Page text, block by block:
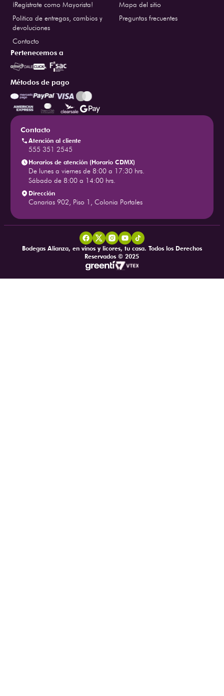
¡Regístrate como Mayorista!
Politica de entregas, cambios y
devoluciones
Contacto
Mapa del sitio
Preguntas frecuentes
Pertenecemos a
Métodos de pago
Contacto
Atención al cliente
555 351 2545
Horarios de atención (Horario CDMX)
De lunes a viernes de 8:00 a 17:30 hrs.
Sábado de 8:00 a 14:00 hrs.
Dirección
Canarias 902, Piso 1, Colonia Portales
Bodegas Alianza, en vinos y licores, tu casa. Todos los Derechos
Reservados © 2025